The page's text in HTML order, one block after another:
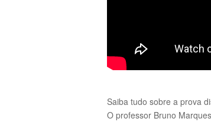
Saiba tudo sobre a prova
O professor Bruno